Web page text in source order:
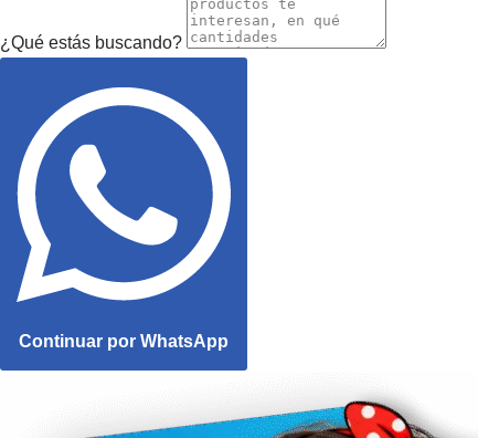
¿Qué estás buscando?
Continuar por WhatsApp